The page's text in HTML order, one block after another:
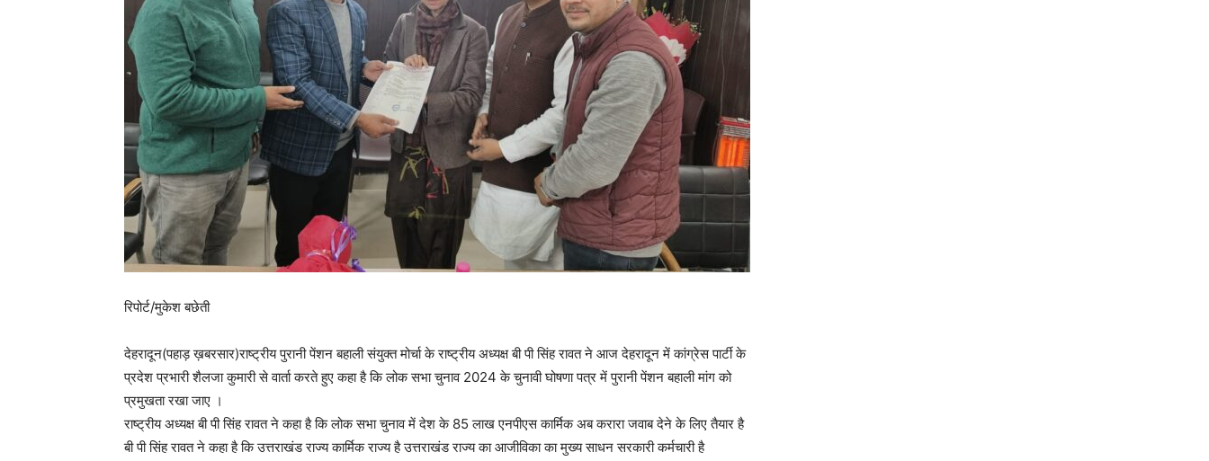
रिपोर्ट/मुकेश बछेती
देहरादून(पहाड़ ख़बरसार)राष्ट्रीय पुरानी पेंशन बहाली संयुक्त मोर्चा के राष्ट्रीय अध्यक्ष बी पी सिंह रावत ने आज देहरादून में कांग्रेस पार्टी के
प्रदेश प्रभारी शैलजा कुमारी से वार्ता करते हुए कहा है कि लोक सभा चुनाव 2024 के चुनावी घोषणा पत्र में पुरानी पेंशन बहाली मांग को
प्रमुखता रखा जाए ।
राष्ट्रीय अध्यक्ष बी पी सिंह रावत ने कहा है कि लोक सभा चुनाव में देश के 85 लाख एनपीएस कार्मिक अब करारा जवाब देने के लिए तैयार है
बी पी सिंह रावत ने कहा है कि उत्तराखंड राज्य कार्मिक राज्य है उत्तराखंड राज्य का आजीविका का मुख्य साधन सरकारी कर्मचारी है